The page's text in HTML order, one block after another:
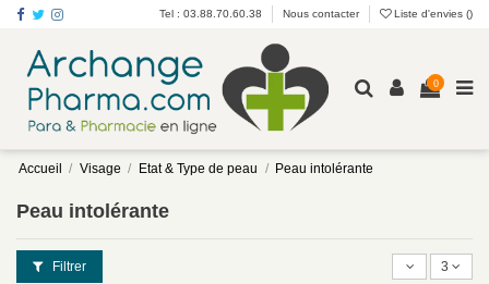
Tel : 03.88.70.60.38 Nous contacter Liste d'envies ()
0
Accueil Visage Etat & Type de peau Peau intolérante
Peau intolérante
Filtrer 3